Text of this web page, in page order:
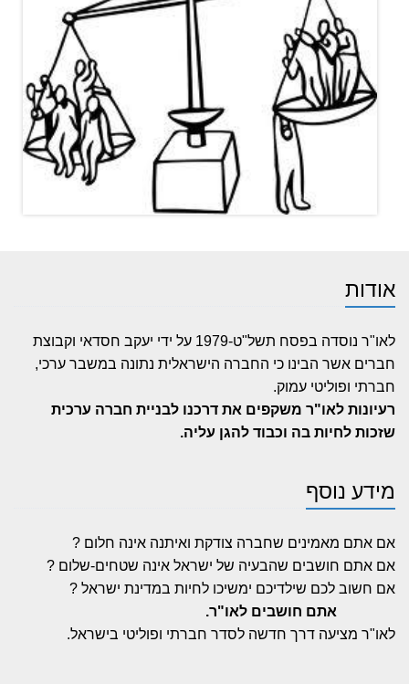
אודות
לאו"ר נוסדה בפסח תשל"ט-1979 על ידי יעקב חסדאי וקבוצת
חברים אשר הבינו כי החברה הישראלית נתונה במשבר ערכי,
חברתי ופוליטי עמוק.
רעיונות לאו"ר משקפים את דרכנו לבניית חברה ערכית
שזכות לחיות בה וכבוד להגן עליה.
מידע נוסף
אם אתם מאמינים שחברה צודקת ואיתנה אינה חלום ?
אם אתם חושבים שהבעיה של ישראל אינה שטחים-שלום ?
אם חשוב לכם שילדיכם ימשיכו לחיות במדינת ישראל ?
אתם חושבים לאו"ר.
לאו"ר מציעה דרך חדשה לסדר חברתי ופוליטי בישראל.